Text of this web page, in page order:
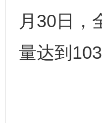
月30日，
量达到103
以产业富民促